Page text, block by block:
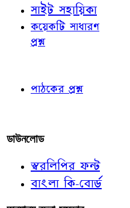
সাইট সহায়িকা
কয়েকটি সাধারণ
প্রশ্ন
পাঠকের প্রশ্ন
ডাউনলোড
স্বরলিপির ফন্ট
বাংলা কি-বোর্ড